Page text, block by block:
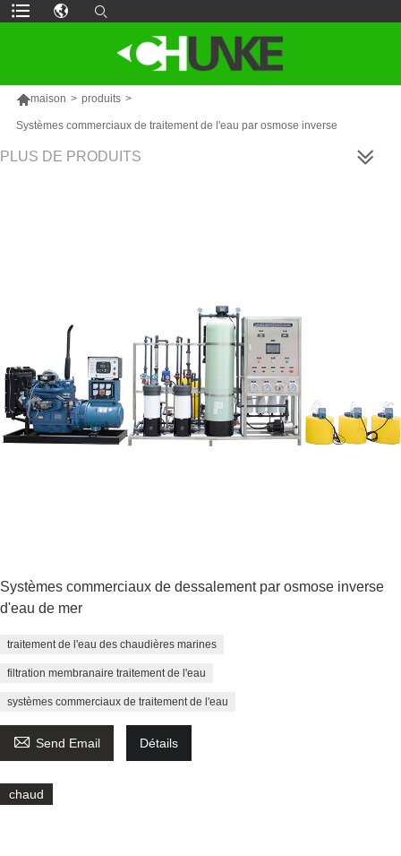
maison > produits >
Systèmes commerciaux de traitement de l'eau par osmose inverse
PLUS DE PRODUITS
Systèmes commerciaux de dessalement par osmose inverse
d'eau de mer
traitement de l'eau des chaudières marines
filtration membranaire traitement de l'eau
systèmes commerciaux de traitement de l'eau
 Send Email Détails
chaud